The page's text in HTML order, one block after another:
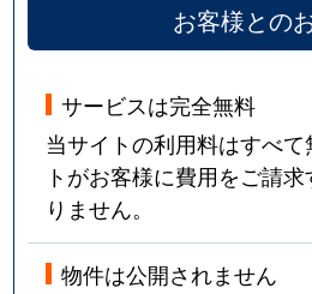
お客様との
サービスは完全無料
当サイトの利用料はすべ
トがお客様に費用をご請
りません。
物件は公開されません